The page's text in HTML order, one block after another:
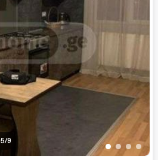
• • • •
5/9